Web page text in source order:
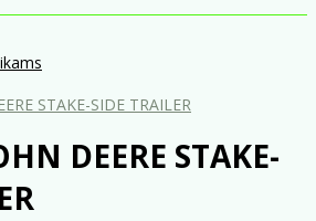
STAKE-SIDE TRAILER
DEERE STAKE-